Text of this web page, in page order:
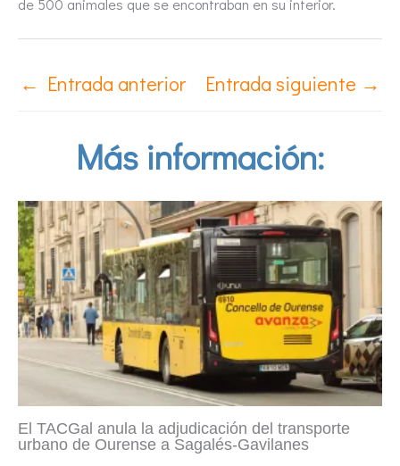
de 500 animales que se encontraban en su interior.
← Entrada anterior Entrada siguiente →
Más información:
El TACGal anula la adjudicación del transporte
urbano de Ourense a Sagalés-Gavilanes